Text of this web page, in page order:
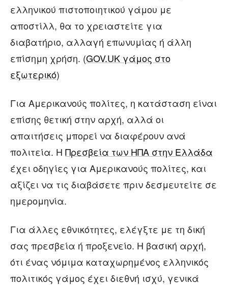
ελληνικού πιστοποιητικού γάμου με
αποστίλλ, θα το χρειαστείτε για
διαβατήριο, αλλαγή επωνυμίας ή άλλη
επίσημη χρήση. (GOV.UK γάμος στο
εξωτερικό)
Για Αμερικανούς πολίτες, η κατάσταση είναι
επίσης θετική στην αρχή, αλλά οι
απαιτήσεις μπορεί να διαφέρουν ανά
πολιτεία. Η Πρεσβεία των ΗΠΑ στην Ελλάδα
έχει οδηγίες για Αμερικανούς πολίτες, και
αξίζει να τις διαβάσετε πριν δεσμευτείτε σε
ημερομηνία.
Για άλλες εθνικότητες, ελέγξτε με τη δική
σας πρεσβεία ή προξενείο. Η βασική αρχή,
ότι ένας νόμιμα καταχωρημένος ελληνικός
πολιτικός γάμος έχει διεθνή ισχύ, γενικά